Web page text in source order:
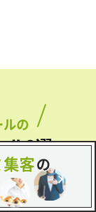
の
ル3選
。
客の